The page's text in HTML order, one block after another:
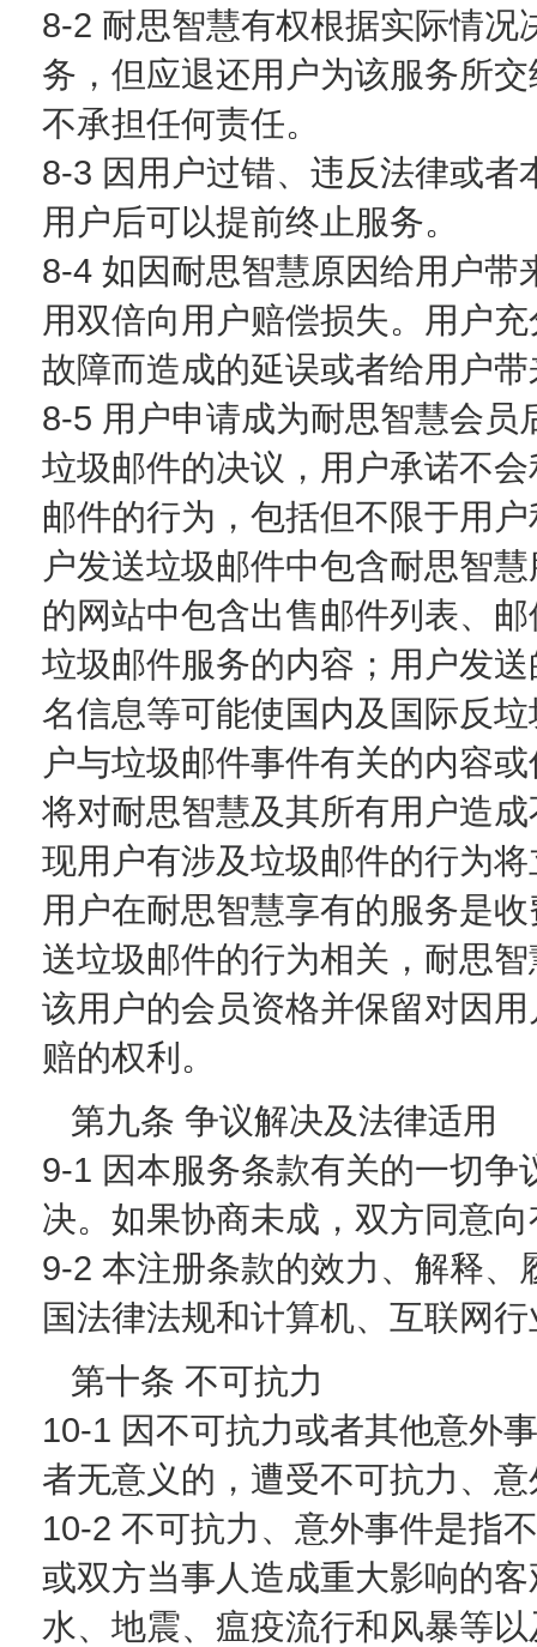
8-2 耐思智慧有权根据实际情
务，但应退还用户为该服务所
不承担任何责任。
8-3 因用户过错、违反法律或
用户后可以提前终止服务。
8-4 如因耐思智慧原因给用户
用双倍向用户赔偿损失。用户
故障而造成的延误或者给用户
8-5 用户申请成为耐思智慧会
垃圾邮件的决议，用户承诺不
邮件的行为，包括但不限于用
户发送垃圾邮件中包含耐思智
的网站中包含出售邮件列表、
垃圾邮件服务的内容；用户发
名信息等可能使国内及国际反
户与垃圾邮件事件有关的内容
将对耐思智慧及其所有用户造
现用户有涉及垃圾邮件的行为
用户在耐思智慧享有的服务是
送垃圾邮件的行为相关，耐思
该用户的会员资格并保留对因
赔的权利。
第九条 争议解决及法律适用
9-1 因本服务条款有关的一切
决。如果协商未成，双方同意
9-2 本注册条款的效力、解释
国法律法规和计算机、互联网
第十条 不可抗力
10-1 因不可抗力或者其他意外
者无意义的，遭受不可抗力、
10-2 不可抗力、意外事件是指
或双方当事人造成重大影响的
水、地震、瘟疫流行和风暴等